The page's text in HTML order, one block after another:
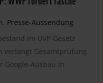
, Presse-Aussendung
im UVP-Gesetz
verlangt Gesamtprüfung
Google-Ausbau in